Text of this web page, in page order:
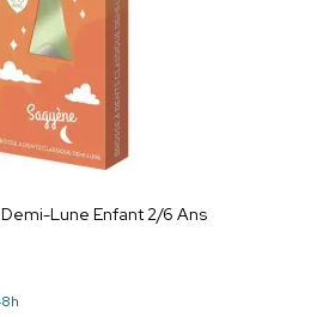
Lune Enfant 2/6 Ans